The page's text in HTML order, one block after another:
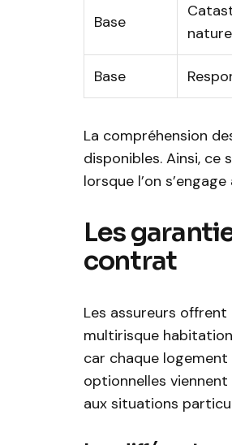
Base
Base
La compréhension
disponibles. Ainsi,
lorsque l’on
Les
contrat
Les assureurs
multirisque
car chaque
optionnelles
aux situations